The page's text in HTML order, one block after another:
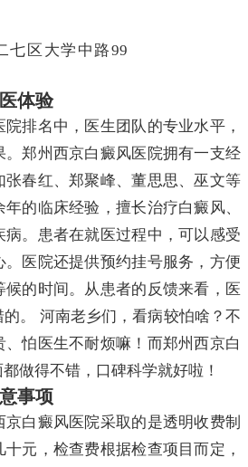
七区大学中路99
体验
排名中，医生团队的专业水平，
。郑州西京白癜风医院拥有一支经
春红、郑聚峰、董思思、巫文等
的临床经验，擅长治疗白癜风、
。患者在就医过程中，可以感受
医院还提供预约挂号服务，方便
的时间。从患者的反馈来看，医
。 河南老乡们，看病较怕啥？不
怕医生不耐烦嘛！而郑州西京白
做得不错，口碑科学就好啦！
事项
白癜风医院采取的是透明收费制
元，检查费根据检查项目而定，